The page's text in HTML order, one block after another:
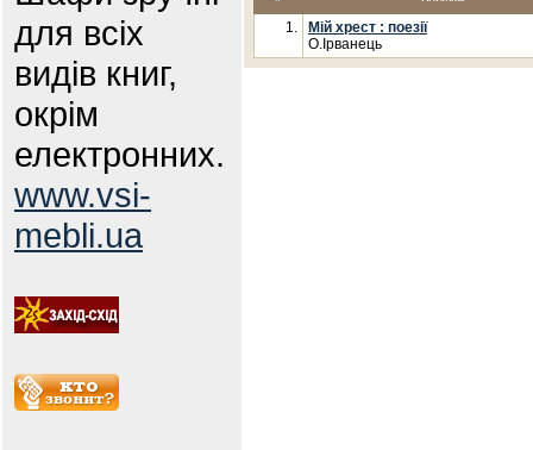
для всіх
видів книг,
окрім
електронних.
www.vsi-
mebli.ua
1.
Мій хрест : поезії
О.Ірванець